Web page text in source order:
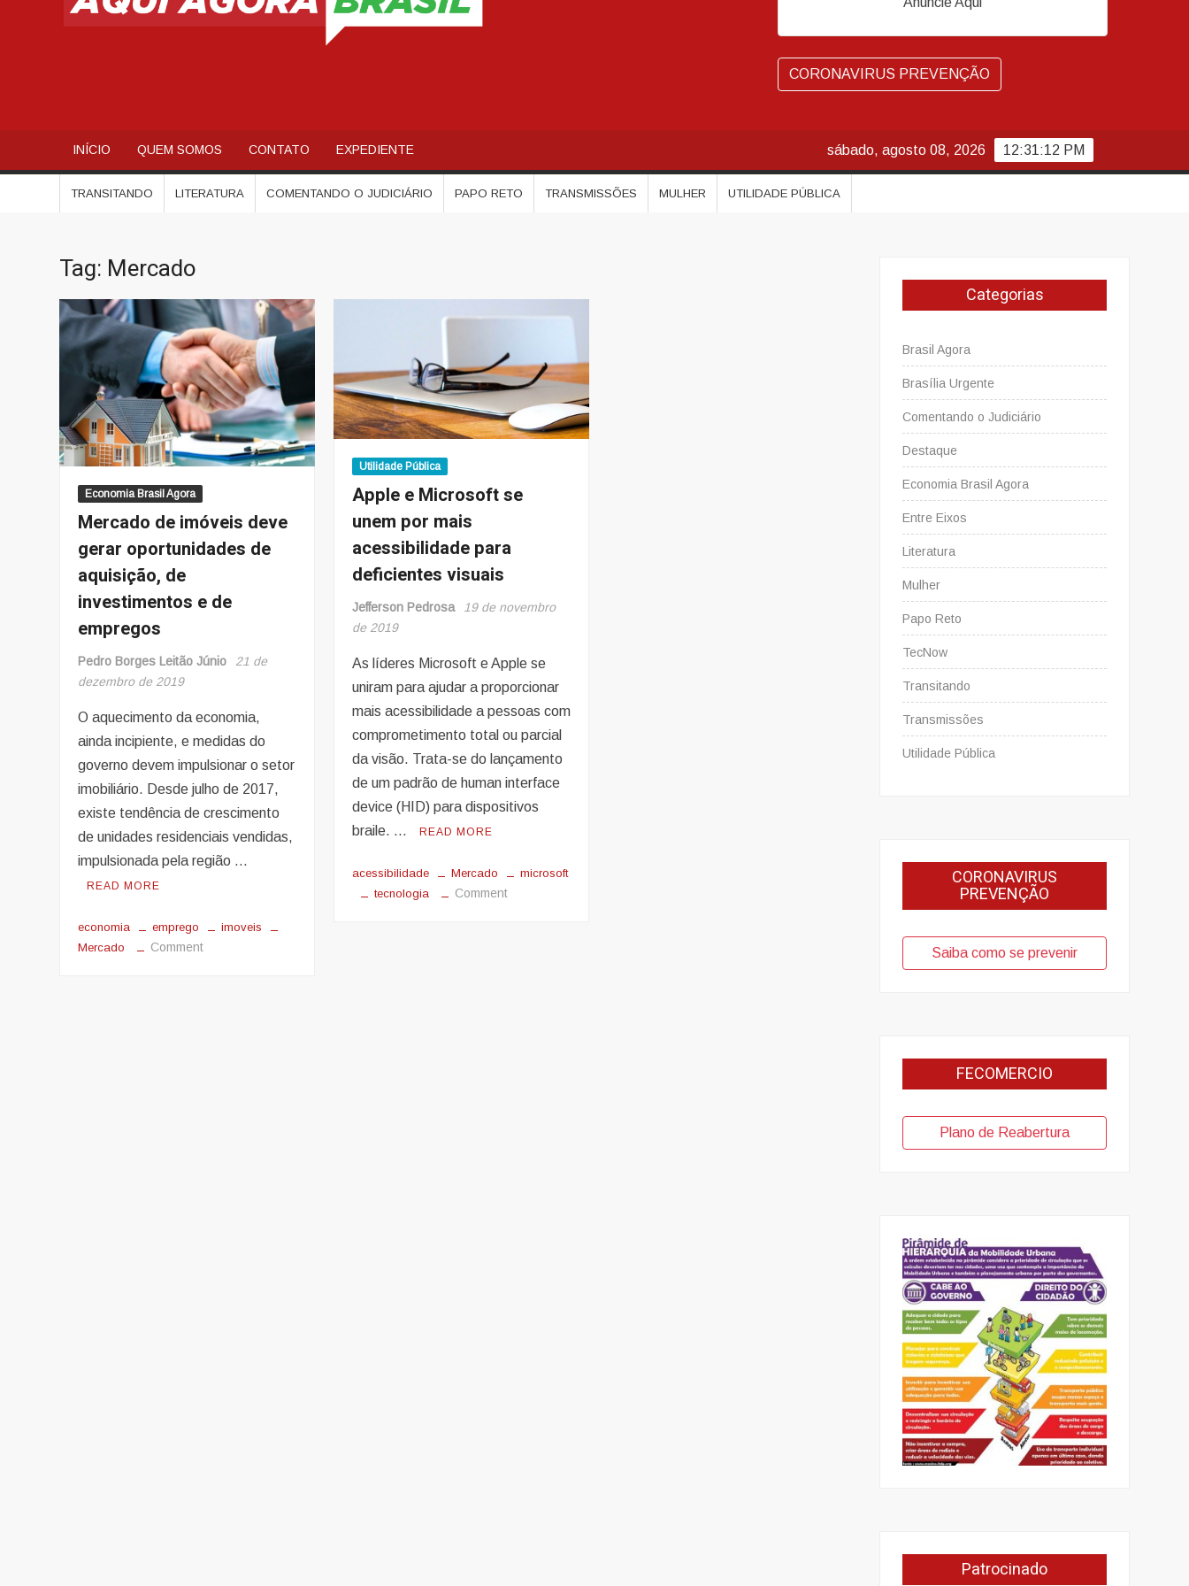
CORONAVIRUS PREVENÇÃO
INÍCIO QUEM SOMOS CONTATO EXPEDIENTE 12:31:13 PM
sábado, agosto 08, 2026
TRANSITANDO LITERATURA COMENTANDO O JUDICIÁRIO PAPO RETO TRANSMISSÕES MULHER UTILIDADE PÚBLICA
Tag: Mercado
Economia Brasil Agora
Mercado de imóveis deve
gerar oportunidades de
aquisição, de
investimentos e de
empregos
Pedro Borges Leitão Júnio
21 de
dezembro de 2019
O aquecimento da economia,
ainda incipiente, e medidas do
governo devem impulsionar o setor
imobiliário. Desde julho de 2017,
existe tendência de crescimento
de unidades residenciais vendidas,
impulsionada pela região …
READ MORE
economia emprego
imoveis
Mercado
Commenton
Utilidade Pública
Apple e Microsoft se
unem por mais
acessibilidade para
deficientes visuais
Jefferson Pedrosa
19 de novembro
de 2019
As líderes Microsoft e Apple se
uniram para ajudar a proporcionar
mais acessibilidade a pessoas com
comprometimento total ou parcial
da visão. Trata-se do lançamento
de um padrão de human interface
device (HID) para dispositivos
braile. …
READ MORE
acessibilidade Mercado
microsoft
tecnologia
Commenton
Categorias
Brasil Agora
Brasília Urgente
Comentando o Judiciário
Destaque
Economia Brasil Agora
Entre Eixos
Literatura
Mulher
Papo Reto
TecNow
Transitando
Transmissões
Utilidade Pública
CORONAVIRUS
PREVENÇÃO
Saiba como se prevenir
FECOMERCIO
Plano de Reabertura
Patrocinado